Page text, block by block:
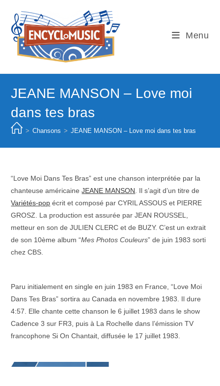
content
Menu
JEANE MANSON – Love moi
dans tes bras
> Chansons > JEANE MANSON – Love moi dans tes bras
“Love Moi Dans Tes Bras” est une chanson interprétée par la
chanteuse américaineJEANE MANSON . Il s’agit d’un titre de
Variétés-pop écrit et composé par CYRIL ASSOUS et PIERRE
GROSZ. La production est assurée par JEAN ROUSSEL,
metteur en son de JULIEN CLERC et de BUZY. C’est un extrait
de son 10ème album “Mes Photos Couleurs” de juin 1983 sorti
chez CBS.
Paru initialement en single en juin 1983 en France, “Love Moi
Dans Tes Bras” sortira au Canada en novembre 1983. Il dure
4:57. Elle chante cette chanson le 6 juillet 1983 dans le show
Cadence 3 sur FR3, puis à La Rochelle dans l’émission TV
francophone Si On Chantait, diffusée le 17 juillet 1983.